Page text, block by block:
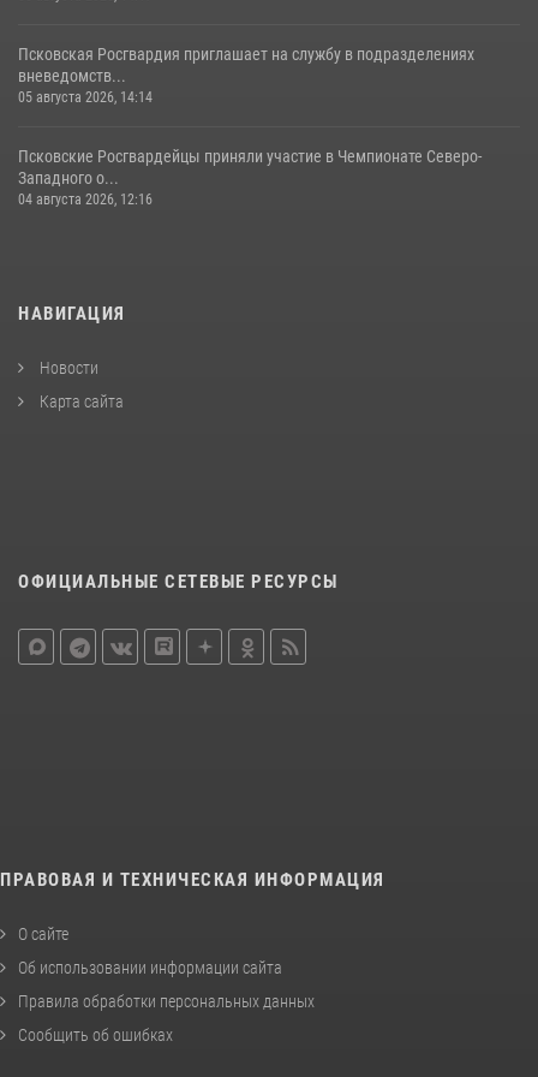
Псковская Росгвардия приглашает на службу в подразделениях
вневедомств...
05 августа 2026, 14:14
Псковские Росгвардейцы приняли участие в Чемпионате Северо-
Западного о...
04 августа 2026, 12:16
НАВИГАЦИЯ
Новости
Карта сайта
ОФИЦИАЛЬНЫЕ СЕТЕВЫЕ РЕСУРСЫ
ПРАВОВАЯ И ТЕХНИЧЕСКАЯ ИНФОРМАЦИЯ
О сайте
Об использовании информации сайта
Правила обработки персональных данных
Сообщить об ошибках